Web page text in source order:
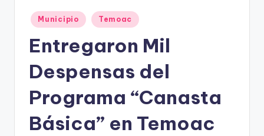
el
Publicado
en
Municipio Temoac
Entregaron Mil
Despensas del
Programa “Canasta
Básica” en Temoac